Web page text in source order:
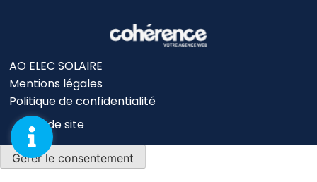
AO ELEC SOLAIRE
Mentions légales
Politique de confidentialité
Plan de site
Gérer le consentement